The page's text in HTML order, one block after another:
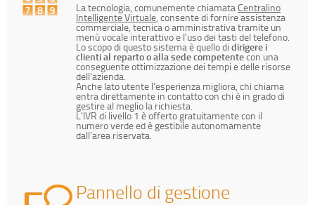
La tecnologia, comunemente chiamata Centralino
Intelligente Virtuale, consente di fornire assistenza
commerciale, tecnica o amministrativa tramite un
menù vocale interattivo e l'uso dei tasti del telefono.
Lo scopo di questo sistema è quello di dirigere i
clienti al reparto o alla sede competentecon una
conseguente ottimizzazione dei tempi e delle risorse
dell’azienda.
Anche lato utente l’esperienza migliora, chi chiama
entra direttamente in contatto con chi è in grado di
gestire al meglio la richiesta.
L'IVR di livello 1 è offerto gratuitamente con il
numero verde ed è gestibile autonomamente
dall'area riservata.
Pannello di gestione